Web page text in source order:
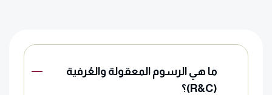
ما هي الرسوم المعقولة والعُرفية
(R&C)؟